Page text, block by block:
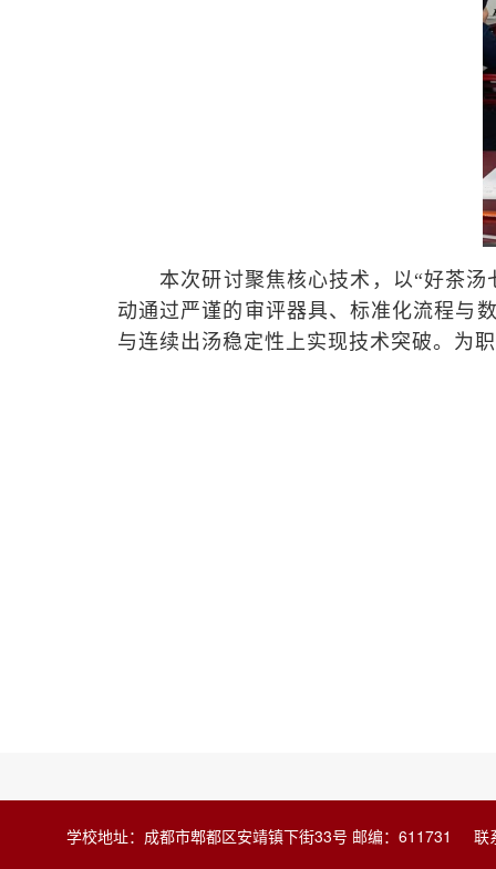
本次研讨聚焦核心技术，以“好茶汤
动通过严谨的审评器具、标准化流程与
与连续出汤稳定性上实现技术突破。为
学校地址：成都市郫都区安靖镇下街33号 邮编：611731